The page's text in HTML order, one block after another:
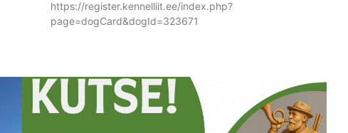
https://register.kennelliit.ee/index.php?
page=dogCard&dogId=323671